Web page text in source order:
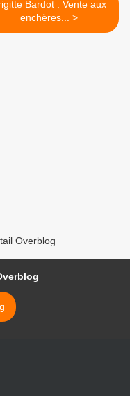
Bardot : Vente aux
enchères... >
Overblog